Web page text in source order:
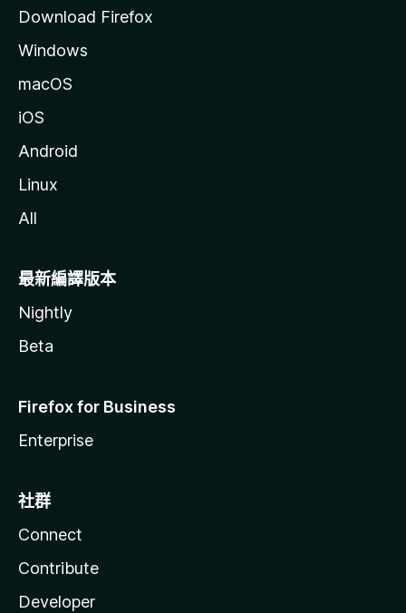
Download Firefox
Windows
macOS
iOS
Android
Linux
All
最新編譯版本
Nightly
Beta
Firefox for Business
Enterprise
社群
Connect
Contribute
Developer